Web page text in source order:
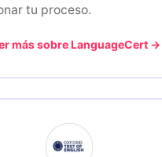
tu proceso.
más sobre LanguageCert →